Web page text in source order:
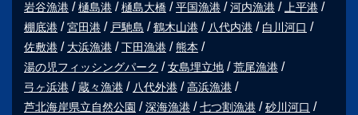
岩谷漁港
樋島港 樋島大橋 平国漁港 河内漁港
上平港
棚底港
宮田港 戸馳島 鶴木山港 八代内港
白川河口
佐敷港
大浜漁港 下田漁港
熊本
湯の児フィッシングパーク
女島埋立地
荒尾漁港
弓ヶ浜港
蔵々漁港 八代外港
高浜漁港
芦北海岸県立自然公園
深海漁港 七つ割漁港
砂川河口